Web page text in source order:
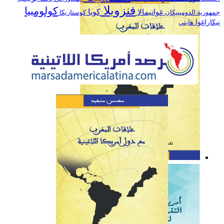
اللاتينية خلال سنة 2019
كتاب: علاقات المغرب مع
دول أمريكا اللاتينية
جمهورية الدومينيكان غواتيمالا فنزويلاكوباكوستاريكا كولومبيا
نيكاراغواهايتي